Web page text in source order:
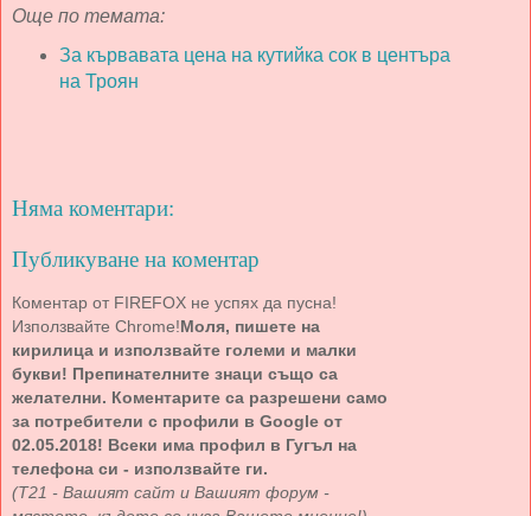
Още по темата:
За кървавата цена на кутийка сок в центъра
на Троян
Няма коментари:
Публикуване на коментар
Коментар от FIREFOX не успях да пусна!
Използвайте Chrome!Моля, пишете на
кирилица и използвайте големи и малки
букви! Препинателните знаци също са
желателни. Коментарите са разрешени само
за потребители с профили в Google от
02.05.2018! Всеки има профил в Гугъл на
телефона си - използвайте ги.
(Т21 - Вашият сайт и Вашият форум -